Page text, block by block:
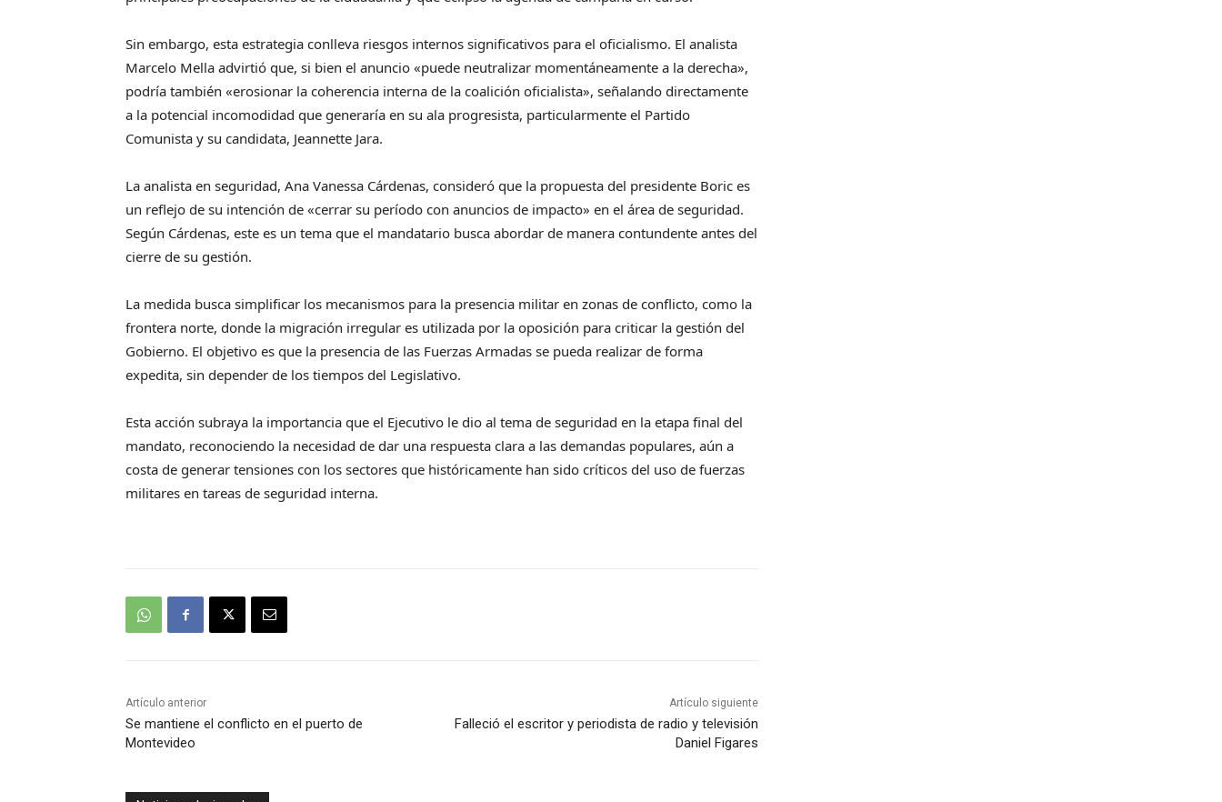
Sin embargo, esta estrategia conlleva riesgos internos significativos para el oficialismo. El analista
Marcelo Mella advirtió que, si bien el anuncio «puede neutralizar momentáneamente a la derecha»,
podría también «erosionar la coherencia interna de la coalición oficialista», señalando directamente
a la potencial incomodidad que generaría en su ala progresista, particularmente el Partido
Comunista y su candidata, Jeannette Jara.
La analista en seguridad, Ana Vanessa Cárdenas, consideró que la propuesta del presidente Boric es
un reflejo de su intención de «cerrar su período con anuncios de impacto» en el área de seguridad.
Según Cárdenas, este es un tema que el mandatario busca abordar de manera contundente antes del
cierre de su gestión.
La medida busca simplificar los mecanismos para la presencia militar en zonas de conflicto, como la
frontera norte, donde la migración irregular es utilizada por la oposición para criticar la gestión del
Gobierno. El objetivo es que la presencia de las Fuerzas Armadas se pueda realizar de forma
expedita, sin depender de los tiempos del Legislativo.
Esta acción subraya la importancia que el Ejecutivo le dio al tema de seguridad en la etapa final del
mandato, reconociendo la necesidad de dar una respuesta clara a las demandas populares, aún a
costa de generar tensiones con los sectores que históricamente han sido críticos del uso de fuerzas
militares en tareas de seguridad interna.
Artículo anterior
Se mantiene el conflicto en el puerto de
Montevideo
Artículo siguiente
Falleció el escritor y periodista de radio y televisión
Daniel Figares